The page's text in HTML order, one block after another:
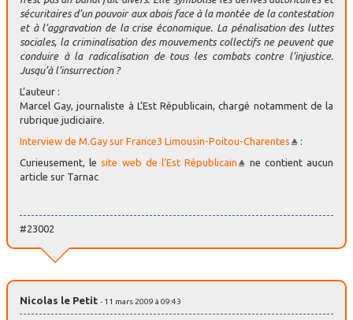
sécuritaires d’un pouvoir aux abois face à la montée de la contestation
et à l’aggravation de la crise économique. La pénalisation des luttes
sociales, la criminalisation des mouvements collectifs ne peuvent que
conduire à la radicalisation de tous les combats contre l’injustice.
Jusqu’à l’insurrection ?
L’auteur :
Marcel Gay, journaliste à L’Est Républicain, chargé notamment de la
rubrique judiciaire.
Interview de M.Gay sur France3 Limousin-Poitou-Charentes
:
Curieusement, lesite web de l’Est Républicain
ne contient aucun
article sur Tarnac
#23002
Nicolas le Petit - 11 mars 2009 à 09:43